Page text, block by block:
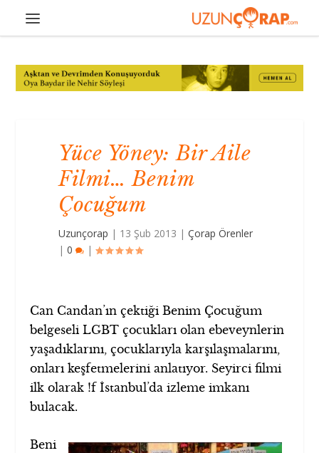
Yüce Yöney: Bir Aile
Filmi… Benim
Çocuğum
Uzunçorap | 13 Şub 2013 |Çorap Örenler
|0 |
Can Candan’ın çektiği Benim Çocuğum
belgeseli LGBT çocukları olan ebeveynlerin
yaşadıklarını, çocuklarıyla karşılaşmalarını,
onları keşfetmelerini anlatıyor. Seyirci filmi
ilk olarak !f İstanbul’da izleme imkanı
bulacak.
Beni